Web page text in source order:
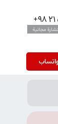
مجانية